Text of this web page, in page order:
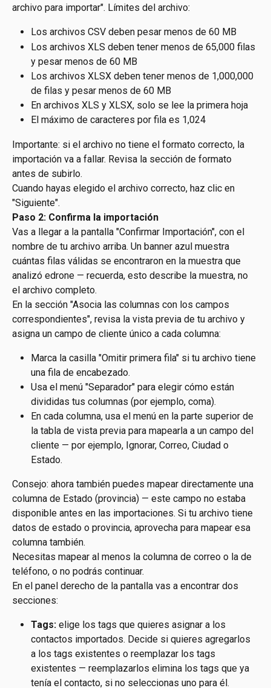
archivo para importar". Límites del archivo:
Los archivos CSV deben pesar menos de 60 MB
Los archivos XLS deben tener menos de 65,000 filas
y pesar menos de 60 MB
Los archivos XLSX deben tener menos de 1,000,000
de filas y pesar menos de 60 MB
En archivos XLS y XLSX, solo se lee la primera hoja
El máximo de caracteres por fila es 1,024
Importante: si el archivo no tiene el formato correcto, la
importación va a fallar. Revisa la sección de formato
antes de subirlo.
Cuando hayas elegido el archivo correcto, haz clic en
"Siguiente".
Paso 2: Confirma la importación
Vas a llegar a la pantalla "Confirmar Importación", con el
nombre de tu archivo arriba. Un banner azul muestra
cuántas filas válidas se encontraron en la muestra que
analizó edrone — recuerda, esto describe la muestra, no
el archivo completo.
En la sección "Asocia las columnas con los campos
correspondientes", revisa la vista previa de tu archivo y
asigna un campo de cliente único a cada columna:
Marca la casilla "Omitir primera fila" si tu archivo tiene
una fila de encabezado.
Usa el menú "Separador" para elegir cómo están
divididas tus columnas (por ejemplo, coma).
En cada columna, usa el menú en la parte superior de
la tabla de vista previa para mapearla a un campo del
cliente — por ejemplo, Ignorar, Correo, Ciudad o
Estado.
Consejo: ahora también puedes mapear directamente una
columna de Estado (provincia) — este campo no estaba
disponible antes en las importaciones. Si tu archivo tiene
datos de estado o provincia, aprovecha para mapear esa
columna también.
Necesitas mapear al menos la columna de correo o la de
teléfono, o no podrás continuar.
En el panel derecho de la pantalla vas a encontrar dos
secciones:
Tags: elige los tags que quieres asignar a los
contactos importados. Decide si quieres agregarlos
a los tags existentes o reemplazar los tags
existentes — reemplazarlos elimina los tags que ya
tenía el contacto, si no seleccionas uno para él.